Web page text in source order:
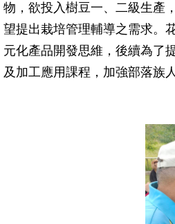
物，欲投入樹豆一、二級生產
望提出栽培管理輔導之需求。
元化產品開發思維，後續為了
及加工應用課程，加強部落族